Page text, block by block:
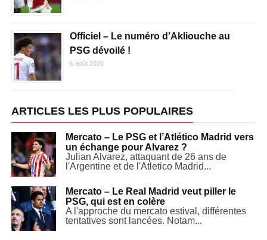
Officiel – Le numéro d’Akliouche au
PSG dévoilé !
6 août 2026
ARTICLES LES PLUS POPULAIRES
Mercato – Le PSG et l’Atlético Madrid vers
un échange pour Alvarez ?
Julian Alvarez, attaquant de 26 ans de
l'Argentine et de l'Atletico Madrid...
Mercato – Le Real Madrid veut piller le
PSG, qui est en colère
A l'approche du mercato estival, différentes
tentatives sont lancées. Notam...